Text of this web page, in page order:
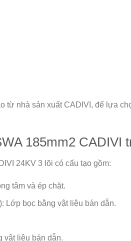
từ nhà sản xuất CADIVI, để lựa
185mm2 CADIVI
24KV 3 lõi có cấu tạo gồm:
tâm và ép chặt.
Lớp bọc bằng vật liệu bán dẫn.
vật liệu bán dẫn.